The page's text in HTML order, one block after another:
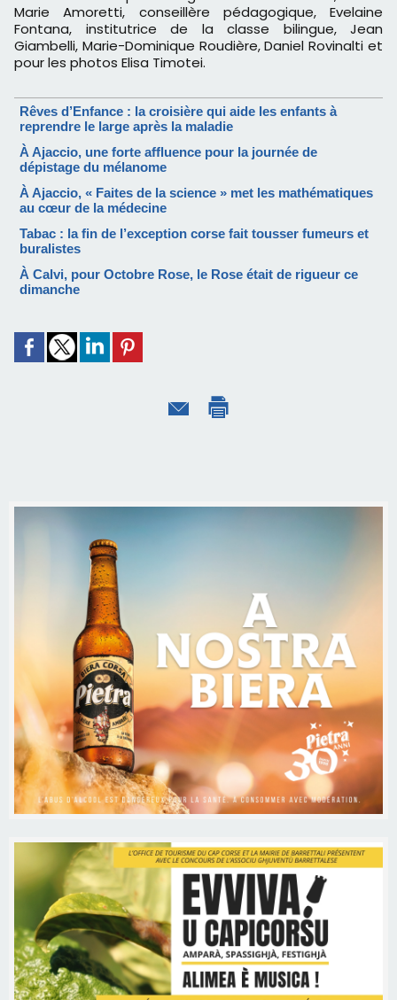
Marie Amoretti, conseillère pédagogique, Evelaine
Fontana, institutrice de la classe bilingue, Jean
Giambelli, Marie-­Dominique Roudière, Daniel Rovinalti et
pour les photos Elisa Timotei.
Rêves d’Enfance : la croisière qui aide les enfants à
reprendre le large après la maladie
À Ajaccio, une forte affluence pour la journée de
dépistage du mélanome
À Ajaccio, « Faites de la science » met les mathématiques
au cœur de la médecine
Tabac : la fin de l’exception corse fait tousser fumeurs et
buralistes
À Calvi, pour Octobre Rose, le Rose était de rigueur ce
dimanche